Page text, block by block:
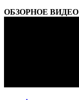
ОБЗОРНОЕ ВИДЕО